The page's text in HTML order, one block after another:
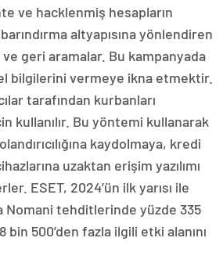
ve hacklenmiş hesapların
altyapısına yönlendiren
ve geri aramalar. Bu kampanyada
bilgilerini vermeye ikna etmektir.
tarafından kurbanları
kullanılır. Bu yöntemi kullanarak
kaydolmaya, kredi
uzaktan erişim yazılımı
ESET, 2024’ün ilk yarısı ile
Nomani tehditlerinde yüzde 335
500’den fazla ilgili etki alanını